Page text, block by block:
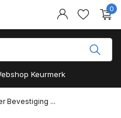
0
Keurmerk
Bevestiging ...